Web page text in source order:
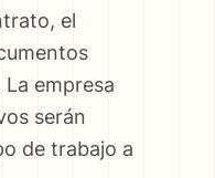
el
empresa
serán
de trabajo a